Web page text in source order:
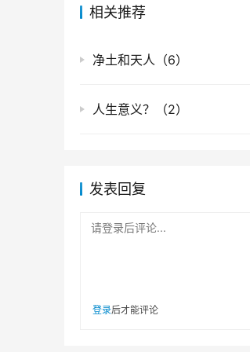
相关推荐
净土和天人（6）
人生意义？（2）
发表回复
请登录后评论...
登录后才能评论